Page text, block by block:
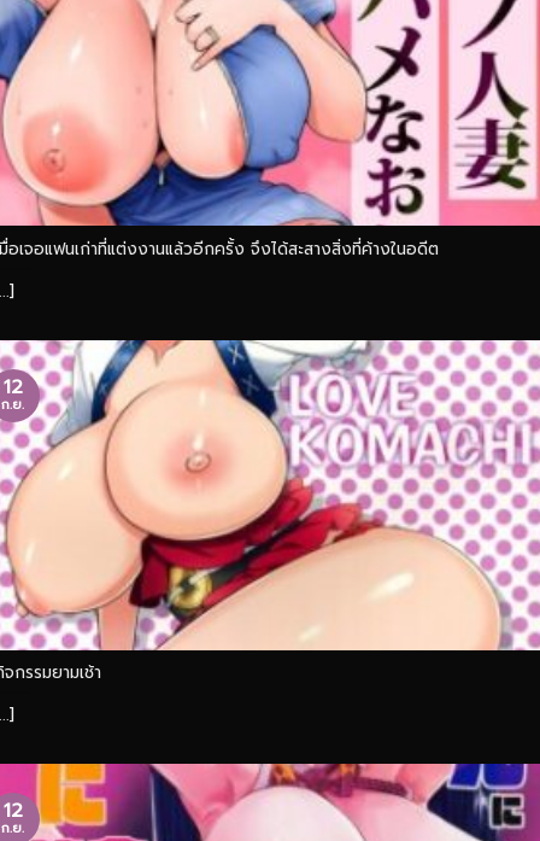
อเจอแฟนเก่าที่แต่งงานแล้วอีกครั้ง จึงได้สะสางสิ่งที่ค้างในอดีต
กรรมยามเช้า
12
ก.ย.
12
ก.ย.